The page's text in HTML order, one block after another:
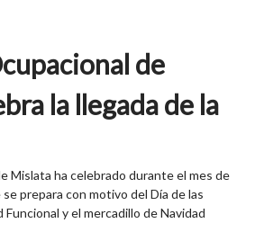
de
la llegada de la
Mislata ha celebrado durante el mes de
prepara con motivo del Día de las
y el mercadillo de Navidad